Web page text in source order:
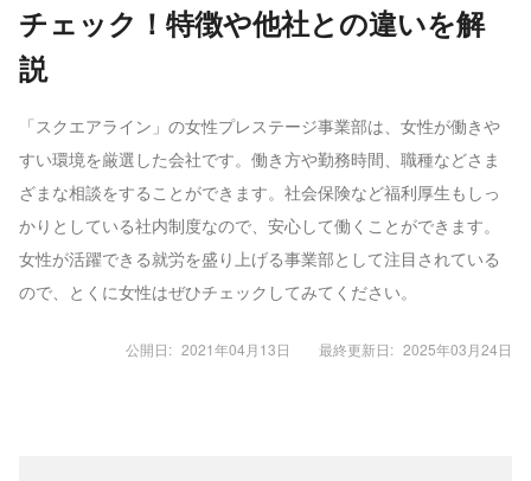
チェック！特徴や他社との違いを解
説
「スクエアライン」の女性プレステージ事業部は、女性が働きや
すい環境を厳選した会社です。働き方や勤務時間、職種などさま
ざまな相談をすることができます。社会保険など福利厚生もしっ
かりとしている社内制度なので、安心して働くことができます。
女性が活躍できる就労を盛り上げる事業部として注目されている
ので、とくに女性はぜひチェックしてみてください。
公開日: 2021年04月13日 最終更新日: 2025年03月24日